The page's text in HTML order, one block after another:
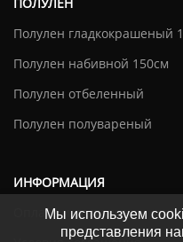
Полулен гладкокрашеный
Полулен набивной 150см
Полулен отбеленный
Полулен полувареный
ИНФОРМАЦИЯ
Оплата и доставка
Мы используем
представления